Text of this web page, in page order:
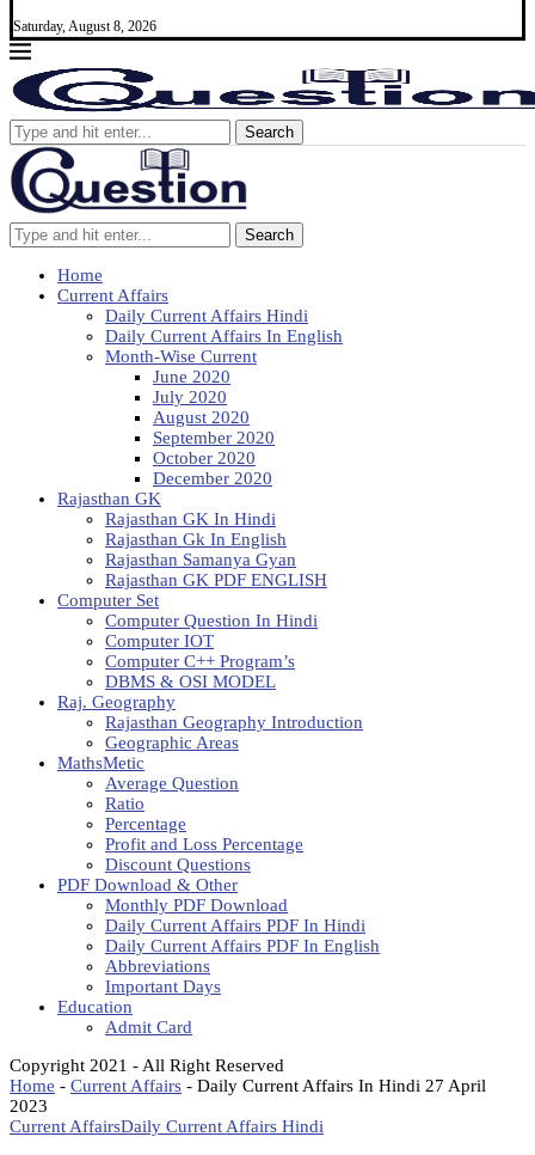
Saturday, August 8, 2026
Search
Search
Home
Current Affairs
Daily Current Affairs Hindi
Daily Current Affairs In English
Month-Wise Current
June 2020
July 2020
August 2020
September 2020
October 2020
December 2020
Rajasthan GK
Rajasthan GK In Hindi
Rajasthan Gk In English
Rajasthan Samanya Gyan
Rajasthan GK PDF ENGLISH
Computer Set
Computer Question In Hindi
Computer IOT
Computer C++ Program’s
DBMS & OSI MODEL
Raj. Geography
Rajasthan Geography Introduction
Geographic Areas
MathsMetic
Average Question
Ratio
Percentage
Profit and Loss Percentage
Discount Questions
PDF Download & Other
Monthly PDF Download
Daily Current Affairs PDF In Hindi
Daily Current Affairs PDF In English
Abbreviations
Important Days
Education
Admit Card
Copyright 2021 - All Right Reserved
Home - Current Affairs - Daily Current Affairs In Hindi 27 April
2023
Current AffairsDaily Current Affairs Hindi